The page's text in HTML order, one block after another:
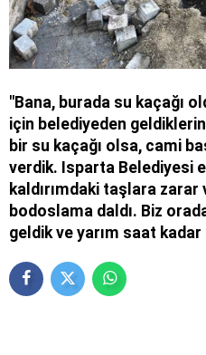
"Bana, burada su kaçağı
için belediyeden
bir su kaçağı olsa, cami
verdik. Isparta Belediyesi
kaldırımdaki taşlara
bodoslama daldı. Biz
geldik ve yarım saat kadar